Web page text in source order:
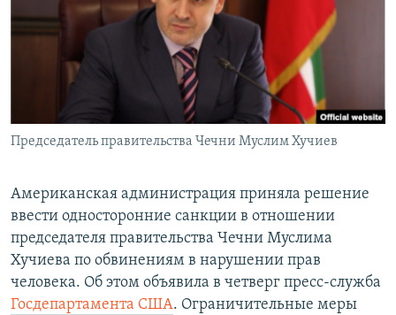
РАСПИСАНИЕ ВЕЩАНИЯ
ПОДПИШИТЕСЬ НА РАССЫЛКУ
Все сайты РСЕ/РС
Председатель правительства Чечни Муслим Хучиев
Американская администрация приняла решение
ввести односторонние санкции в отношении
председателя правительства Чечни Муслима
Хучиева по обвинениям в нарушении прав
человека. Об этом объявила в четверг пресс-служба
Госдепартамента США. Ограничительные меры